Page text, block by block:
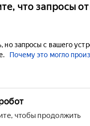
что запросы
но запросы с вашего
Почему это могло
робот
чтобы продолжить